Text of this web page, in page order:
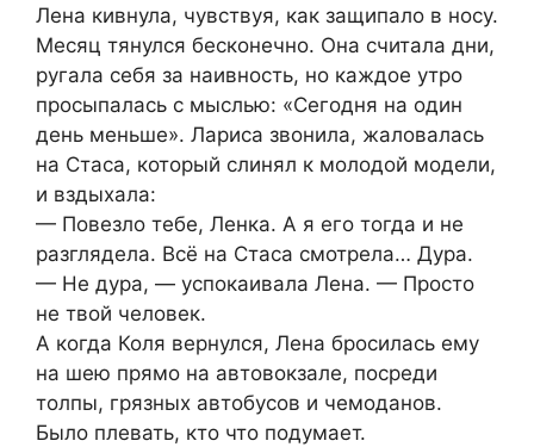
Лена кивнула, чувствуя, как защипало в носу.
Месяц тянулся бесконечно. Она считала дни,
ругала себя за наивность, но каждое утро
просыпалась с мыслью: «Сегодня на один
день меньше». Лариса звонила, жаловалась
на Стаса, который слинял к молодой модели,
и вздыхала:
— Повезло тебе, Ленка. А я его тогда и не
разглядела. Всё на Стаса смотрела… Дура.
— Не дура, — успокаивала Лена. — Просто
не твой человек.
А когда Коля вернулся, Лена бросилась ему
на шею прямо на автовокзале, посреди
толпы, грязных автобусов и чемоданов.
Было плевать, кто что подумает.